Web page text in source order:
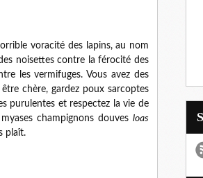
voracité des lapins, au nom
noisettes contre la férocité des
les vermifuges. Vous avez des
chère, gardez poux sarcoptes
purulentes et respectez la vie de
champignons douves loas
plaît.